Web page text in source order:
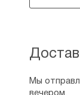
Мы
вечером.